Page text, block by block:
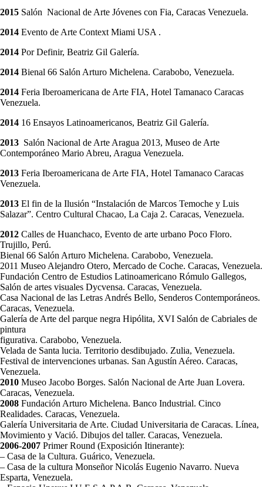
2015 Salón Nacional de Arte Jóvenes con Fia, Caracas Venezuela.
2014 Evento de Arte Context Miami USA .
2014 Por Definir, Beatriz Gil Galería.
2014 Bienal 66 Salón Arturo Michelena. Carabobo, Venezuela.
2014 Feria Iberoamericana de Arte FIA, Hotel Tamanaco Caracas
Venezuela.
2014 16 Ensayos Latinoamericanos, Beatriz Gil Galería.
2013 Salón Nacional de Arte Aragua 2013, Museo de Arte
Contemporáneo Mario Abreu, Aragua Venezuela.
2013 Feria Iberoamericana de Arte FIA, Hotel Tamanaco Caracas
Venezuela.
2013 El fin de la Ilusión “Instalación de Marcos Temoche y Luis
Salazar”. Centro Cultural Chacao, La Caja 2. Caracas, Venezuela.
2012 Calles de Huanchaco, Evento de arte urbano Poco Floro.
Trujillo, Perú.
Bienal 66 Salón Arturo Michelena. Carabobo, Venezuela.
2011 Museo Alejandro Otero, Mercado de Coche. Caracas, Venezuela.
Fundación Centro de Estudios Latinoamericano Rómulo Gallegos,
Salón de artes visuales Dycvensa. Caracas, Venezuela.
Casa Nacional de las Letras Andrés Bello, Senderos Contemporáneos.
Caracas, Venezuela.
Galería de Arte del parque negra Hipólita, XVI Salón de Cabriales de
pintura
figurativa. Carabobo, Venezuela.
Velada de Santa lucia. Territorio desdibujado. Zulia, Venezuela.
Festival de intervenciones urbanas. San Agustín Aéreo. Caracas,
Venezuela.
2010 Museo Jacobo Borges. Salón Nacional de Arte Juan Lovera.
Caracas, Venezuela.
2008 Fundación Arturo Michelena. Banco Industrial. Cinco
Realidades. Caracas, Venezuela.
Galería Universitaria de Arte. Ciudad Universitaria de Caracas. Línea,
Movimiento y Vació. Dibujos del taller. Caracas, Venezuela.
2006-2007 Primer Round (Exposición Itinerante):
– Casa de la Cultura. Guárico, Venezuela.
– Casa de la cultura Monseñor Nicolás Eugenio Navarro. Nueva
Esparta, Venezuela.